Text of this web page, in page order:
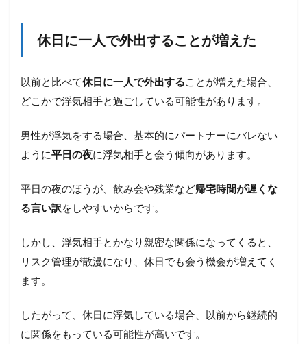
えた
旦那・
浮気チ
リスト
【スマ
ホ・
2.1
家の
ホを
持ち
った
2.2
休日に一人で外出することが増えた
以前と比べて休日に一人で外出する ことが増えた場合、
どこかで浮気相手と過ごしている可能性があります。
男性が浮気をする場合、基本的にパートナーにバレない
ように平日の夜に浮気相手と会う傾向があります。
平日の夜のほうが、飲み会や残業など帰宅時間が遅くな
る言い訳をしやすいからです。
しかし、浮気相手とかなり親密な関係になってくると、
リスク管理が散漫になり、休日でも会う機会が増えてく
ます。
したがって、休日に浮気している場合、以前から継続的
に関係をもっている可能性が高いです。